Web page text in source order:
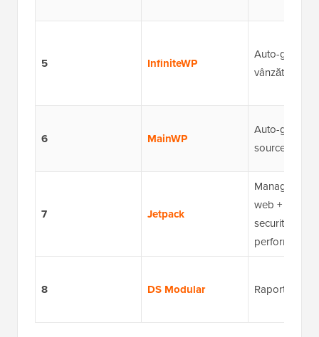
5 InfiniteWP
Auto-găzduit,
vânzător unic
6 MainWP
Auto-
source
7 Jetpack
Management
web +
securitate și
performanță
8 DS Modular Raportare